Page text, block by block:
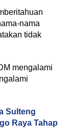
nama
tidak
mengalami
Sulteng
Raya Tahap